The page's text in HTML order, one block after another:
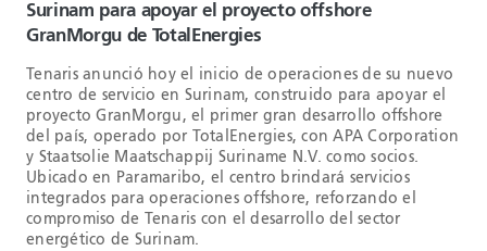
Surinam para apoyar el proyecto offshore
GranMorgu de TotalEnergies
Tenaris anunció hoy el inicio de operaciones de su nuevo
centro de servicio en Surinam, construido para apoyar el
proyecto GranMorgu, el primer gran desarrollo offshore
del país, operado por TotalEnergies, con APA Corporation
y Staatsolie Maatschappij Suriname N.V. como socios.
Ubicado en Paramaribo, el centro brindará servicios
integrados para operaciones offshore, reforzando el
compromiso de Tenaris con el desarrollo del sector
energético de Surinam.